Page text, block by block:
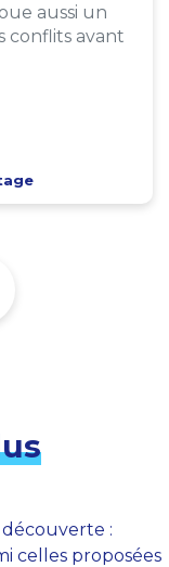
aussi un
conflits avant
:
celles proposées